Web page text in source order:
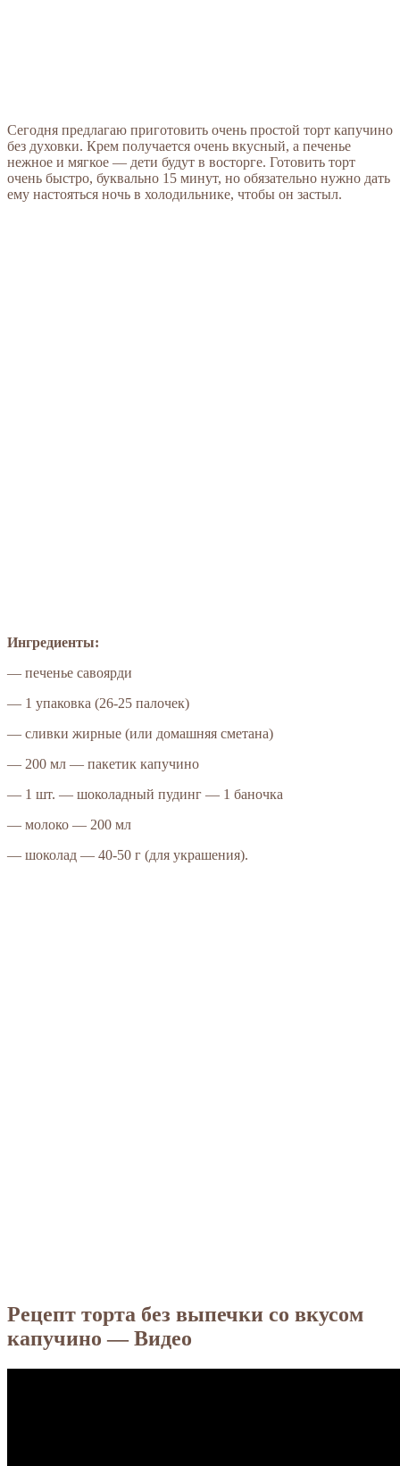
Сегодня предлагаю приготовить очень простой торт капучино
без духовки. Крем получается очень вкусный, а печенье
нежное и мягкое — дети будут в восторге. Готовить торт
очень быстро, буквально 15 минут, но обязательно нужно дать
ему настояться ночь в холодильнике, чтобы он застыл.
Ингредиенты:
— печенье савоярди
— 1 упаковка (26-25 палочек)
— сливки жирные (или домашняя сметана)
— 200 мл — пакетик капучино
— 1 шт. — шоколадный пудинг — 1 баночка
— молоко — 200 мл
— шоколад — 40-50 г (для украшения).
Рецепт торта без выпечки со вкусом
капучино — Видео